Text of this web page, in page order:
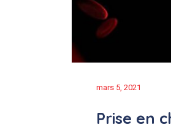
mars 5, 2021
Prise en